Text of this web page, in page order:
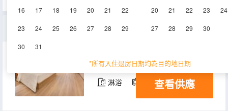
16 17 18 19 20 21 22
23 24 25 26 27 28 29
30 31
20 21 22 23 24
27 28 29 30
*所有入住退房日期均為目的地日期
33-36㎡ 14-17層
淋浴 電視機 冰箱
查看供應